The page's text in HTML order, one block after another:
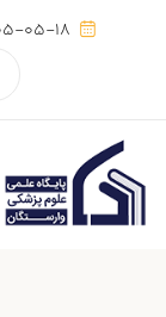
05-18